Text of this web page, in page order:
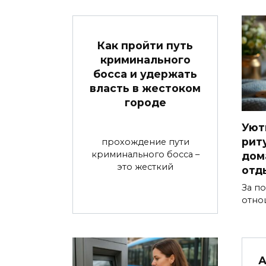
Как пройти путь
криминального
босса и удержать
власть в жестоком
городе
прохождение пути
криминального босса –
это жесткий
За